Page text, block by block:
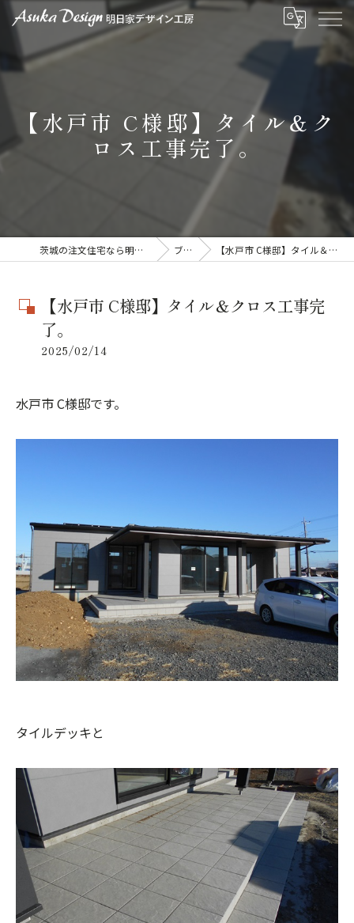
【水戸市 C様邸】タイル＆ク
ロス工事完了。
茨城の注文住宅なら明日家デザイン工房 ブログ 【水戸市 C様邸】タイル＆クロス工事完了。
【水戸市 C様邸】タイル＆クロス工事完
了。
2025/02/14
水戸市 C様邸です。
タイルデッキと